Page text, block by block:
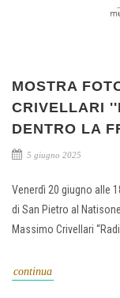
MOSTRA
CRIVELLARI
DENTRO LA
5 giugno 2025
Venerdì 20 giugno alle
di San Pietro al
Massimo Crivellari
continua